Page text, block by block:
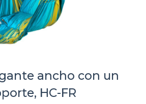
ancho con un
HC-FR